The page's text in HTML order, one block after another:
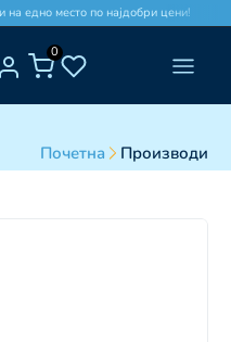
едно место по најдобри цени!
0
Почетна
Производи